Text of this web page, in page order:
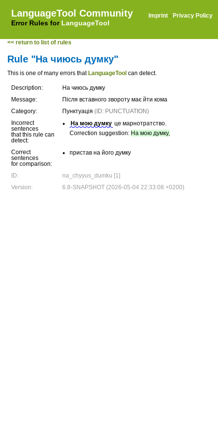
LanguageTool Community
Error Rules for LanguageTool
Imprint · Privacy Policy
<< return to list of rules
Rule "На чиюсь думку"
This is one of many errors that LanguageTool can detect.
Description:
На чиюсь думку
Message:
Після вставного звороту має йти кома
Category:
Пунктуація (ID: PUNCTUATION)
Incorrect
sentences
that this rule can
detect:
На мою думку це марнотратство.
Correction suggestion: На мою думку,
Correct
sentences
for comparison:
пристав на його думку
ID:
na_chyyus_dumku [1]
Version:
6.8-SNAPSHOT (2026-05-04 22:33:08 +0200)